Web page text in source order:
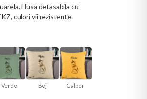
Husa detasabila cu
culori vii rezistente.
Verde Bej Galben